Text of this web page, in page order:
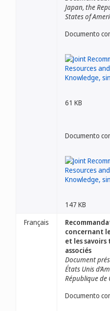
Japan, the
States of
Documento
61 KB
Documento
147 KB
Français
concernant
et les
associés
Document
États Unis
République de
Documento